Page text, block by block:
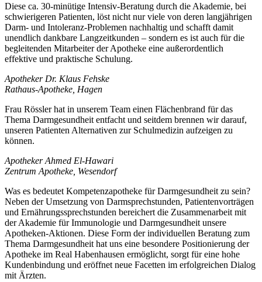
Diese ca. 30-minütige Intensiv-Beratung durch die Akademie, bei
schwierigeren Patienten, löst nicht nur viele von deren langjährigen
Darm- und Intoleranz-Problemen nachhaltig und schafft damit
unendlich dankbare Langzeitkunden – sondern es ist auch für die
begleitenden Mitarbeiter der Apotheke eine außerordentlich
effektive und praktische Schulung.
Apotheker Dr. Klaus Fehske
Rathaus-Apotheke, Hagen
Frau Rössler hat in unserem Team einen Flächenbrand für das
Thema Darmgesundheit entfacht und seitdem brennen wir darauf,
unseren Patienten Alternativen zur Schulmedizin aufzeigen zu
können.
Apotheker Ahmed El-Hawari
Zentrum Apotheke, Wesendorf
Was es bedeutet Kompetenzapotheke für Darmgesundheit zu sein?
Neben der Umsetzung von Darmsprechstunden, Patientenvorträgen
und Ernährungssprechstunden bereichert die Zusammenarbeit mit
der Akademie für Immunologie und Darmgesundheit unsere
Apotheken-Aktionen. Diese Form der individuellen Beratung zum
Thema Darmgesundheit hat uns eine besondere Positionierung der
Apotheke im Real Habenhausen ermöglicht, sorgt für eine hohe
Kundenbindung und eröffnet neue Facetten im erfolgreichen Dialog
mit Ärzten.